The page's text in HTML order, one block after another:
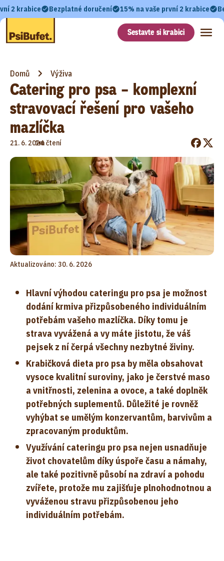
2 krabice Bezplatné doručení 15% na vaše první 2 krabice
Sestavte si krabici
Domů Výživa
Catering pro psa – komplexní
stravovací řešení pro vašeho
mazlíčka
21. 6. 2024
•
1m čtení
Aktualizováno: 30. 6. 2026
Hlavní výhodou cateringu pro psa je možnost
dodání krmiva přizpůsobeného individuálním
potřebám vašeho mazlíčka. Díky tomu je
strava vyvážená a vy máte jistotu, že váš
pejsek z ní čerpá všechny nezbytné živiny.
Krabičková dieta pro psa by měla obsahovat
vysoce kvalitní suroviny, jako je čerstvé maso
a vnitřnosti, zelenina a ovoce, a také doplněk
potřebných suplementů. Důležité je rovněž
vyhýbat se umělým konzervantům, barvivům a
zpracovaným produktům.
Využívání cateringu pro psa nejen usnadňuje
život chovatelům díky úspoře času a námahy,
ale také pozitivně působí na zdraví a pohodu
zvířete, protože mu zajišťuje plnohodnotnou a
vyváženou stravu přizpůsobenou jeho
individuálním potřebám.